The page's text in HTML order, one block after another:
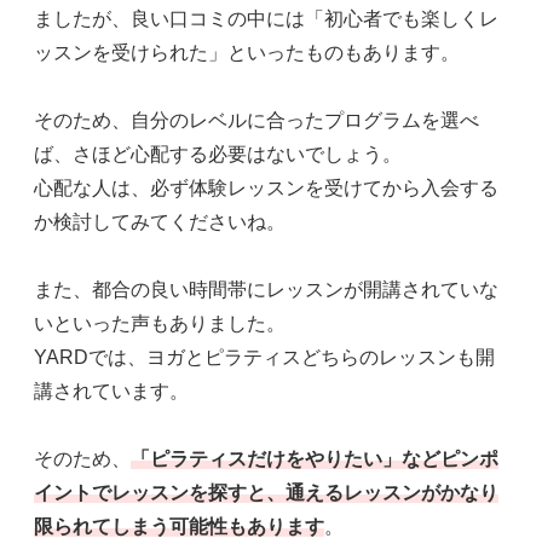
ましたが、良い口コミの中には「初心者でも楽しくレ
ッスンを受けられた」といったものもあります。
そのため、自分のレベルに合ったプログラムを選べ
ば、さほど心配する必要はないでしょう。
心配な人は、必ず体験レッスンを受けてから入会する
か検討してみてくださいね。
また、都合の良い時間帯にレッスンが開講されていな
いといった声もありました。
YARDでは、ヨガとピラティスどちらのレッスンも開
講されています。
そのため、 「ピラティスだけをやりたい」などピンポ
イントでレッスンを探すと、通えるレッスンがかなり
限られてしまう可能性もあります。